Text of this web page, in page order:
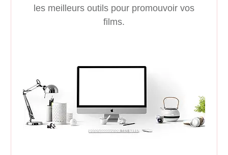
les meilleurs outils pour promouvoir vos
films.